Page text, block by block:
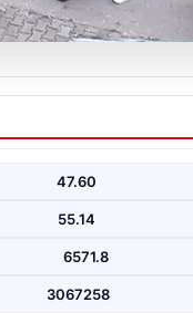
Yavru kediyi
Etti", "content": "Bolu'nun
47.60
55.14
6571.8
3067258